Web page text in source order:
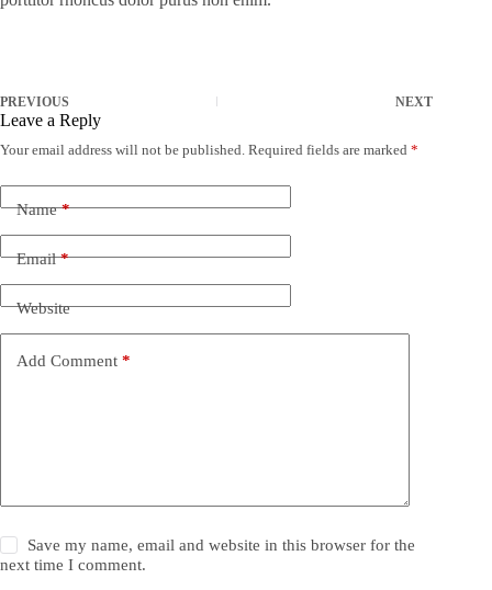
PREVIOUS NEXT
Leave a Reply
Your email address will not be published. Required fields are marked *
Name*
Email*
Website
Add Comment *
Save my name, email and website in this browser for the
next time I comment.